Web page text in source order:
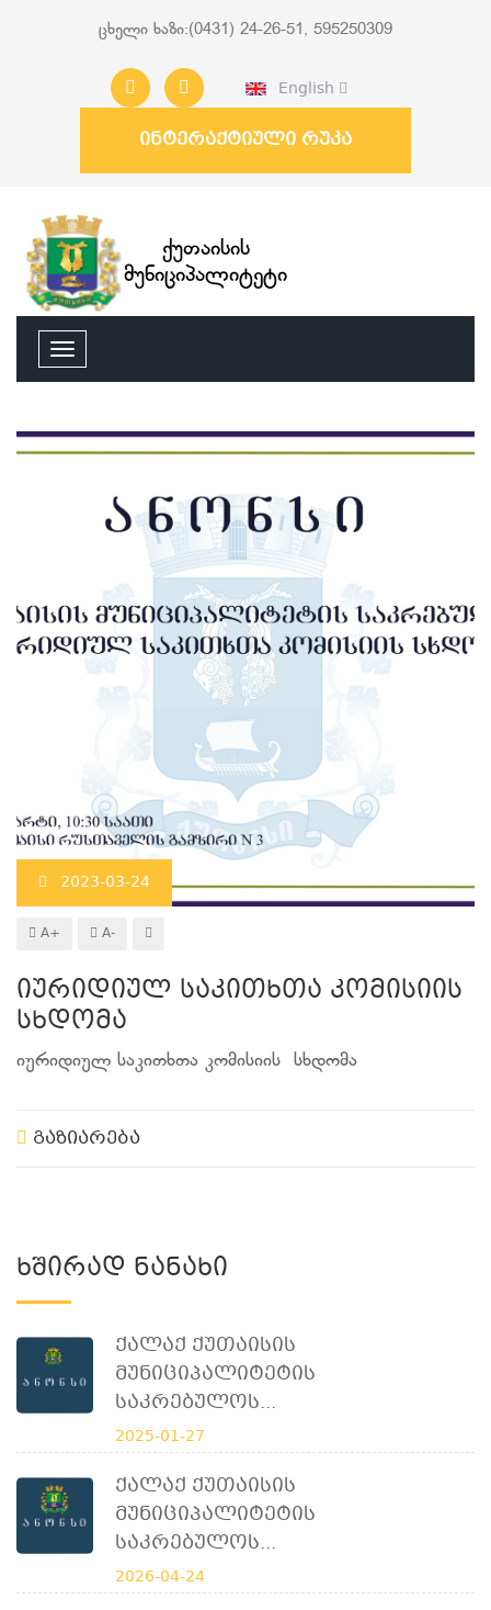
ცხელი ხაზი:(0431) 24-26-51, 595250309
English
ინტერაქტიული რუკა
ქუთაისის
მუნიციპალიტეტი
2023-03-24
A+ A-
იურიდიულ საკითხთა კომისიის
სხდომა
იურიდიულ საკითხთა კომისიის სხდომა
გაზიარება
Ხშირად Ნანახი
Ქალაქ Ქუთაისის
Მუნიციპალიტეტის
Საკრებულოს...
2025-01-27
Ქალაქ Ქუთაისის
Მუნიციპალიტეტის
Საკრებულოს...
2026-04-24